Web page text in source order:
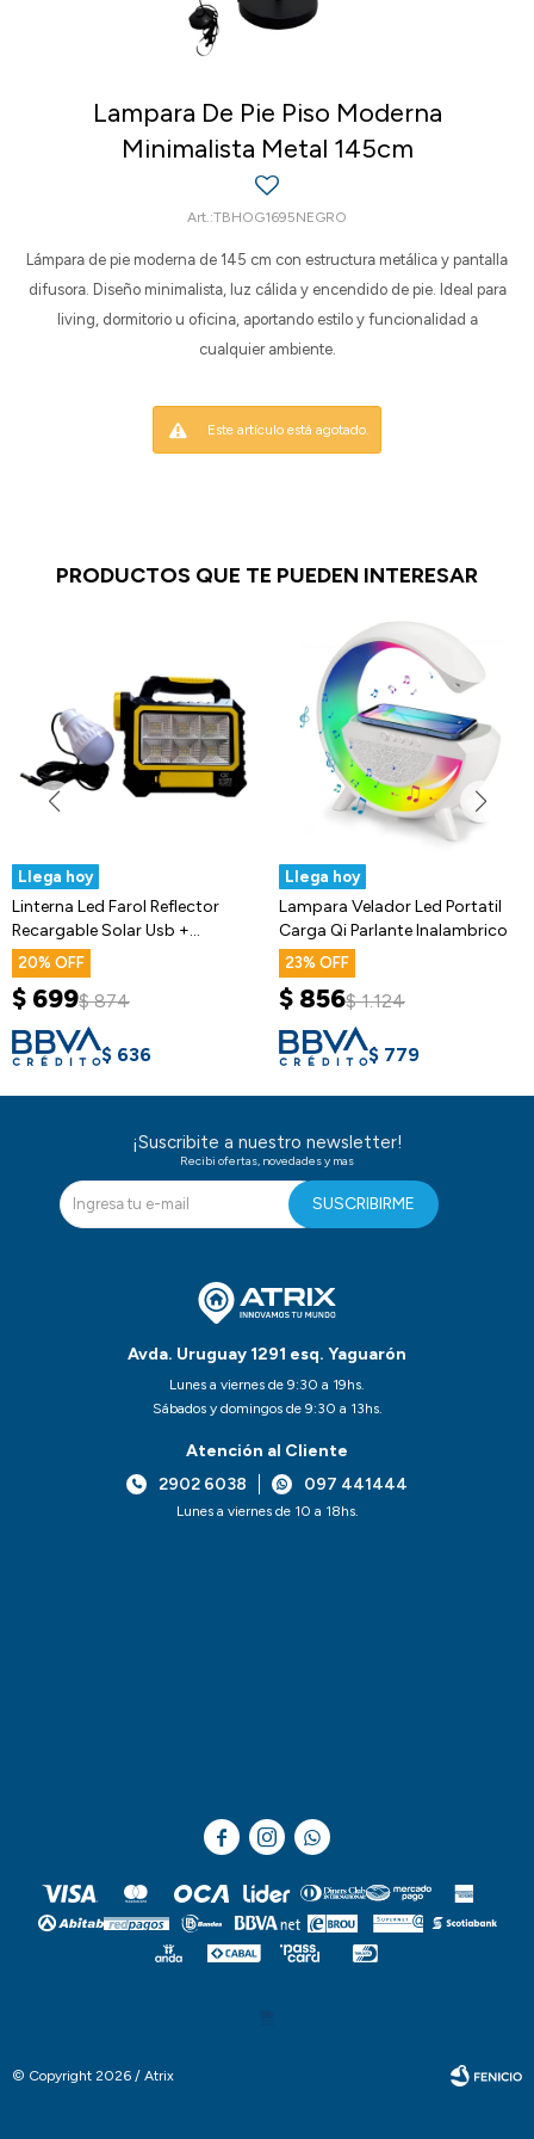
Lampara De Pie Piso Moderna
Minimalista Metal 145cm
TBHOG1695NEGRO
Lámpara de pie moderna de 145 cm con estructura metálica y pantalla
difusora. Diseño minimalista, luz cálida y encendido de pie. Ideal para
living, dormitorio u oficina, aportando estilo y funcionalidad a
cualquier ambiente.
Este artículo está agotado.
PRODUCTOS QUE TE PUEDEN INTERESAR
Llega hoy
Linterna Led Farol Reflector
Recargable Solar Usb +
Lampara
20
$ 699$ 874
$ 636
Llega hoy
Lampara Velador Led Portatil
Carga Qi Parlante Inalambrico
23
$ 856$ 1.124
$ 779
Avda. Uruguay 1291 esq. Yaguarón
Lunes a viernes de 9:30 a 19hs.
Sábados y domingos de 9:30 a 13hs.
Atención al Cliente
2902 6038
097 441444
Lunes a viernes de 10 a 18hs.
¡Suscribite a nuestro newsletter!
Recibi ofertas, novedades y mas
SUSCRIBIRME
  
© Copyright 2026 / Atrix